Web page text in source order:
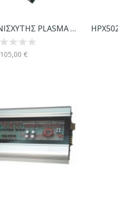
XXL-V62PL ΕΝΙΣΧΥΤΗΣ PLASMA 2Χ300W
105,00 €